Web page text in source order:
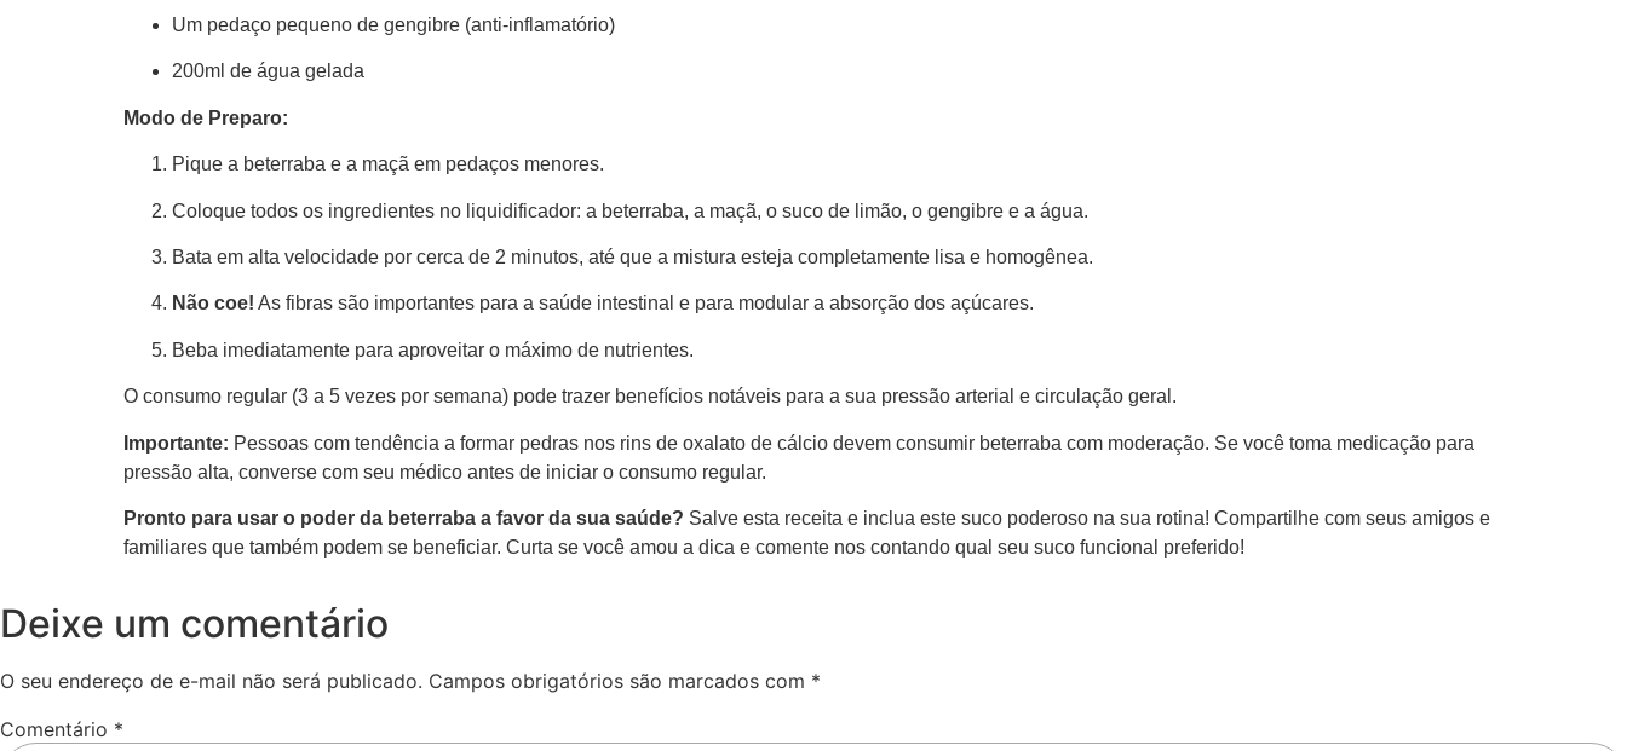
Um pedaço pequeno de gengibre (anti-inflamatório)
200ml de água gelada
Modo de Preparo:
Pique a beterraba e a maçã em pedaços menores.
Coloque todos os ingredientes no liquidificador: a beterraba, a maçã, o suco de limão, o gengibre e a água.
Bata em alta velocidade por cerca de 2 minutos, até que a mistura esteja completamente lisa e homogênea.
Não coe! As fibras são importantes para a saúde intestinal e para modular a absorção dos açúcares.
Beba imediatamente para aproveitar o máximo de nutrientes.
O consumo regular (3 a 5 vezes por semana) pode trazer benefícios notáveis para a sua pressão arterial e circulação geral.
Importante: Pessoas com tendência a formar pedras nos rins de oxalato de cálcio devem consumir beterraba com moderação. Se você toma medicação para
pressão alta, converse com seu médico antes de iniciar o consumo regular.
Pronto para usar o poder da beterraba a favor da sua saúde? Salve esta receita e inclua este suco poderoso na sua rotina! Compartilhe com seus amigos e
familiares que também podem se beneficiar. Curta se você amou a dica e comente nos contando qual seu suco funcional preferido!
Deixe um comentário
O seu endereço de e-mail não será publicado. Campos obrigatórios são marcados com *
Comentário *